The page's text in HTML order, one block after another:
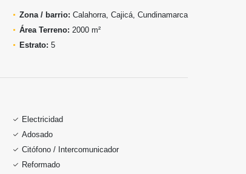
Zona / barrio: Calahorra, Cajicá, Cundinamarca
Área Terreno: 2000 m²
Estrato: 5
Electricidad
Adosado
Citófono / Intercomunicador
Reformado